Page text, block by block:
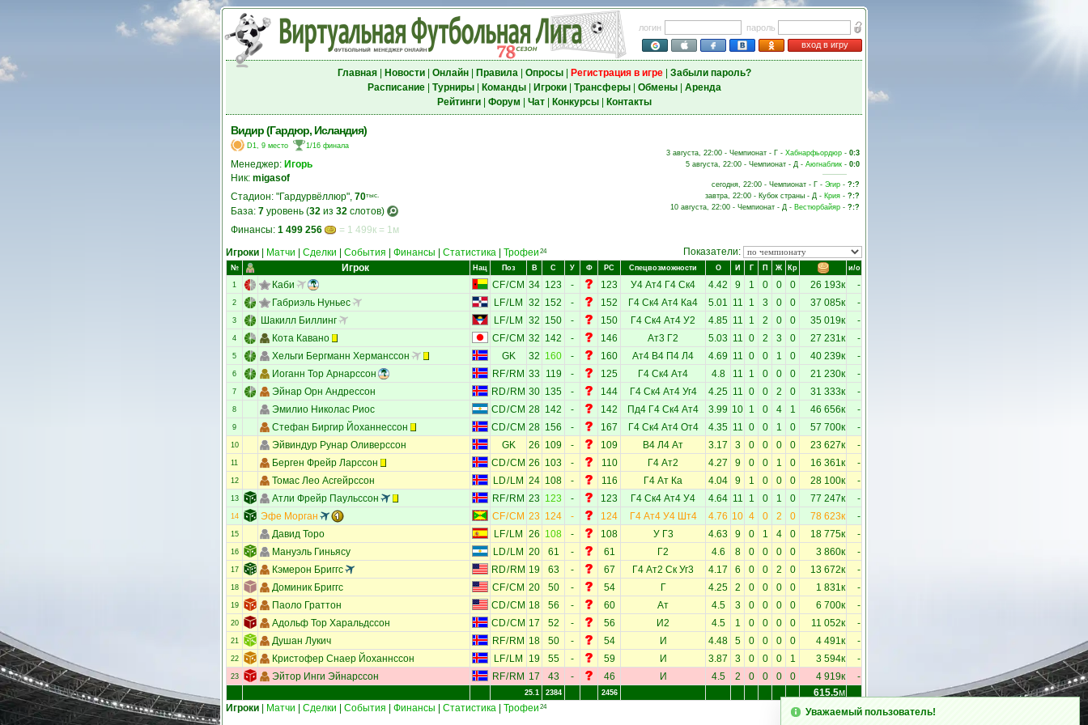
логин
пароль
вход в игру
Главная| Новости| Онлайн| Правила| Опросы| Регистрация в игре| Забыли пароль?
Расписание| Турниры| Команды| Игроки| Трансферы| Обмены| Аренда
Рейтинги| Форум Чат| Конкурсы| Контакты
Видир (Гардюр, Исландия)
D1, 9 место 1/16 финала
Менеджер: Игорь
Ник: migasof
Стадион: "Гардурвёллюр", 70тыс.
База: 7 уровень (32 из 32 слотов)
Финансы: 1 499 256 = 1 499к = 1м
3 августа, 22:00 - Чемпионат - Г - Хабнарфьордюр - 0:3
5 августа, 22:00 - Чемпионат - Д - Аюгнаблик - 0:0
сегодня, 22:00 - Чемпионат - Г - Эгир - ?:?
завтра, 22:00 - Кубок страны - Д - Крия - ?:?
10 августа, 22:00 - Чемпионат - Д - Вестюрбайяр - ?:?
Игроки Матчи Сделки События Финансы Статистика Трофеи 24 Показатели:
№ Игрок Нац Поз В С У Ф РС Спецвозможности О И Г П Ж Кр и/о
1 Каби CF/CM 34 123 - 123 У4 Ат4 Г4 Ск4 4.42 9 1 0 0 0 26 193к -
2 Габриэль Нуньес LF/ LM 32 152 - 152 Г4 Ск4 Ат4 Ка4 5.01 11 1 3 0 0 37 085к -
3 Шакилл Биллинг LF/ LM 32 150 - 150 Г4 Ск4 Ат4 У2 4.85 11 1 2 0 0 35 019к -
4 Кота Кавано CF/CM 32 142 - 146 Ат3 Г2 5.03 11 0 2 3 0 27 231к -
5 Хельги Бергманн Херманссон GK 32 160 - 160 Ат4 В4 П4 Л4 4.69 11 0 0 1 0 40 239к -
6 Иоганн Тор Арнарссон RF/ RM 33 119 - 125 Г4 Ск4 Ат4 4.8 11 1 0 0 0 21 230к -
7 Эйнар Орн Андрессон RD/ RM 30 135 - 144 Г4 Ск4 Ат4 Уг4 4.25 11 0 0 2 0 31 333к -
8 Эмилио Николас Риос CD/CM 28 142 - 142 Пд4 Г4 Ск4 Ат4 3.99 10 1 0 4 1 46 656к -
9 Стефан Биргир Йоханнессон CD/CM 28 156 - 167 Г4 Ск4 Ат4 От4 4.35 11 0 0 1 0 57 700к -
10 Эйвиндур Рунар Оливерссон GK 26 109 - 109 В4 Л4 Ат 3.17 3 0 0 0 0 23 627к -
11 Берген Фрейр Ларссон CD/CM 26 103 - 110 Г4 Ат2 4.27 9 0 0 1 0 16 361к -
12 Томас Лео Асгейрссон LD/ LM 24 108 - 116 Г4 Ат Ка 4.04 9 1 0 0 0 28 100к -
13 Атли Фрейр Паульссон RF/ RM 23 123 - 123 Г4 Ск4 Ат4 У4 4.64 11 1 0 1 0 77 247к -
14 Эфе Морган CF/CM 23 124 - 124 Г4 Ат4 У4 Шт4 4.76 10 4 0 2 0 78 623к -
15 Давид Торо LF/ LM 26 108 - 108 У Г3 4.63 9 0 1 4 0 18 775к -
16 Мануэль Гиньясу LD/ LM 20 61 - 61 Г2 4.6 8 0 0 0 0 3 860к -
17 Кэмерон Бриггс RD/ RM 19 63 - 67 Г4 Ат2 Ск Уг3 4.17 6 0 0 2 0 13 672к -
18 Доминик Бриггс CF/CM 20 50 - 54 Г 4.25 2 0 0 0 0 1 831к -
19 Паоло Граттон CD/CM 18 56 - 60 Ат 4.5 3 0 0 0 0 6 700к -
20 Адольф Тор Харальдссон CD/CM 17 52 - 56 И2 4.5 1 0 0 0 0 11 052к -
21 Душан Лукич RF/ RM 18 50 - 54 И 4.48 5 0 0 0 0 4 491к -
22 Кристофер Снаер Йоханнссон LF/ LM 19 55 - 59 И 3.87 3 0 0 0 1 3 594к -
23 Эйтор Инги Эйнарссон RF/ RM 17 43 - 46 И 4.5 2 0 0 0 0 4 919к -
25.1 2384 2456 615.5м
Игроки
Матчи Сделки События Финансы Статистика Трофеи 24
Уважаемый пользователь!